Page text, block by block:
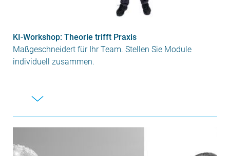
KI-Workshop: Theorie trifft Praxis
Maßgeschneidert für Ihr Team. Stellen Sie Module
individuell zusammen.